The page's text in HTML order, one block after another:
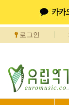
로그인